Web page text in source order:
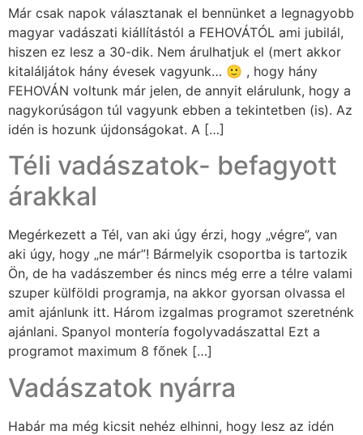
Már csak napok választanak el bennünket a legnagyobb
magyar vadászati kiállítástól a FEHOVÁTÓL ami jubilál,
hiszen ez lesz a 30-dik. Nem árulhatjuk el (mert akkor
kitaláljátok hány évesek vagyunk… 🙂 , hogy hány
FEHOVÁN voltunk már jelen, de annyit elárulunk, hogy a
nagykorúságon túl vagyunk ebben a tekintetben (is). Az
idén is hozunk újdonságokat. A […]
Téli vadászatok- befagyott
árakkal
Megérkezett a Tél, van aki úgy érzi, hogy „végre”, van
aki úgy, hogy „ne már”! Bármelyik csoportba is tartozik
Ön, de ha vadászember és nincs még erre a télre valami
szuper külföldi programja, na akkor gyorsan olvassa el
amit ajánlunk itt. Három izgalmas programot szeretnénk
ajánlani. Spanyol montería fogolyvadászattal Ezt a
programot maximum 8 főnek […]
Vadászatok nyárra
Habár ma még kicsit nehéz elhinni, hogy lesz az idén